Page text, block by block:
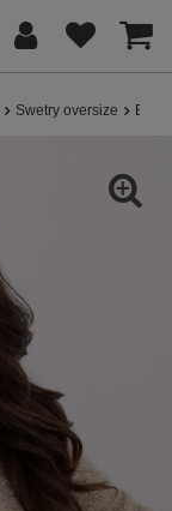
Swetry oversize